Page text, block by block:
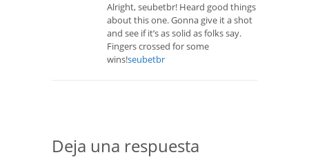
Alright, seubetbr! Heard good things
about this one. Gonna give it a shot
and see if it’s as solid as folks say.
Fingers crossed for some
wins!seubetbr
Deja una respuesta